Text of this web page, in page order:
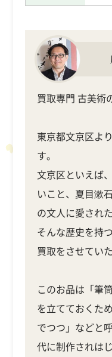
買取専門 古美術
東京都文京区よ
す。
文京区といえば
いこと、夏目漱
の文人に愛され
そんな歴史を持
買取をさせてい
このお品は「筆
を立てておくた
でつつ」などと
代に制作されは